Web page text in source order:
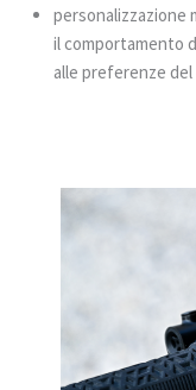
personalizzazione
il comportamento
alle preferenze del